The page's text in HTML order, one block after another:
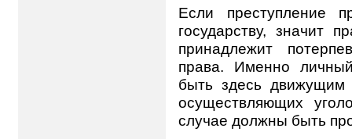
Если преступление
государству, значит
принадлежит
права. Именно
быть здесь движущим
осуществляющих
случае должны быть